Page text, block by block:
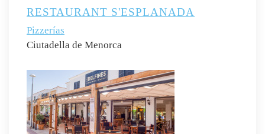
RESTAURANT S'ESPLANADA
Pizzerías
Ciutadella de Menorca